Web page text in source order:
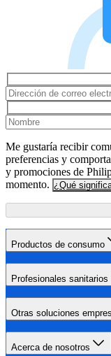
Me gustaría recibir
preferencias y
y promociones de
momento. ¿Qué
Productos de consumo
Profesionales sanitarios
Otras soluciones
Acerca de nosotros